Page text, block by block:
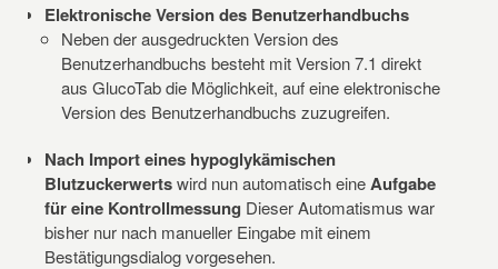
Elektronische Version des Benutzerhandbuchs
Neben der ausgedruckten Version des
Benutzerhandbuchs besteht mit Version 7.1 direkt
aus GlucoTab die Möglichkeit, auf eine elektronische
Version des Benutzerhandbuchs zuzugreifen.
Nach Import eines hypoglykämischen
Blutzuckerwertswird nun automatisch eineAufgabe
für eine Kontrollmessung Dieser Automatismus war
bisher nur nach manueller Eingabe mit einem
Bestätigungsdialog vorgesehen.